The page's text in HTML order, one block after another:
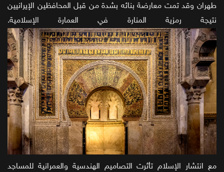
طهران وقد تمت معارضة بنائه بشدة من قبل المحافظين الإيرانيين
نتيجة رمزية المنارة في العمارة الإسلامية.
مع انتشار الإسلام تأثرت التصاميم الهندسية والعمرانية للمساجد